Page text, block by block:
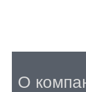
О